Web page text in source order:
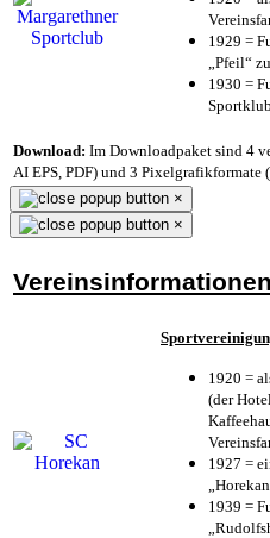
1929 =
„Pfeil“
1930 =
Download: Im Downloadpaket sind 4
AI EPS, PDF) und 3 Pixelgrafikformate
×
×
1920 =
(der
1927 =
1939 =